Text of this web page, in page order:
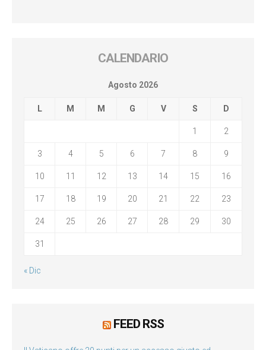
CALENDARIO
Agosto 2026
L M M G V S D
1 2
3 4 5 6 7 8 9
10 11 12 13 14 15 16
17 18 19 20 21 22 23
24 25 26 27 28 29 30
31
« Dic
FEED RSS